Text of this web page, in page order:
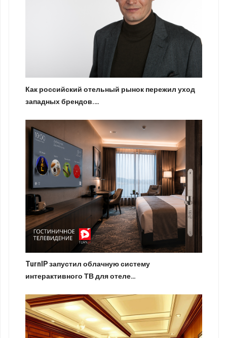
Как российский отельный рынок пережил уход
западных брендов.…
TurnIP запустил облачную систему
интерактивного ТВ для отеле…